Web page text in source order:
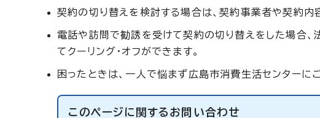
契約の切り替えを検討する場合は、契約事業者や契約内
電話や訪問で勧誘を受けて契約の切り替えをした場合
てクーリング・オフができます。
困ったときは、一人で悩まず広島市消費生活センターに
このページに関する お問い合わせ